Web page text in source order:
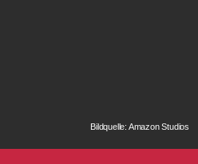
Bildquelle: Amazon Studios